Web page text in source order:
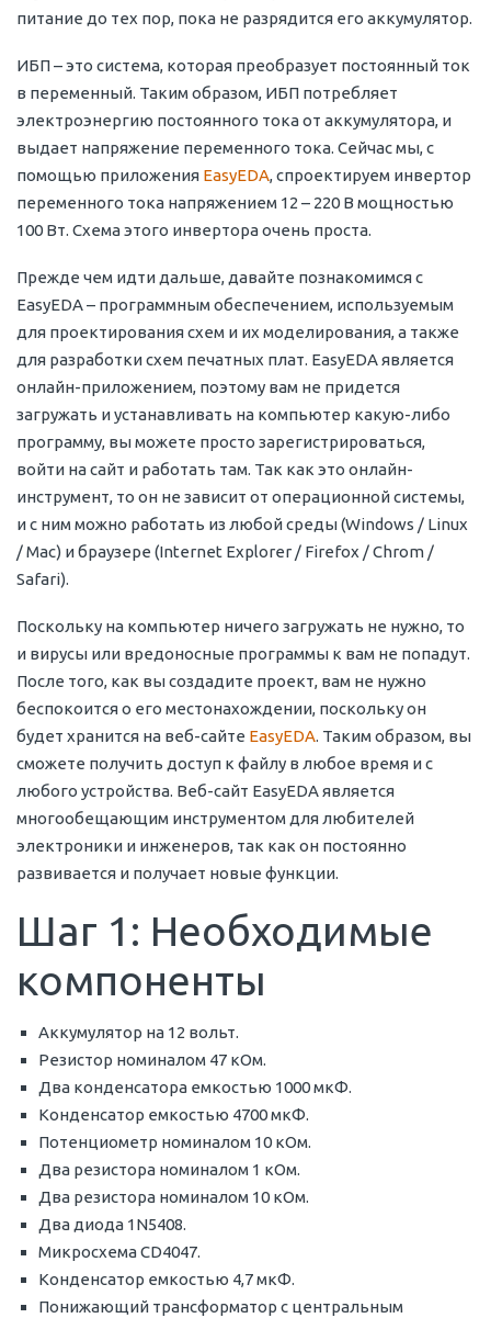
питание до тех пор, пока не разрядится его аккумулятор.
ИБП – это система, которая преобразует постоянный ток
в переменный. Таким образом, ИБП потребляет
электроэнергию постоянного тока от аккумулятора, и
выдает напряжение переменного тока. Сейчас мы, с
помощью приложения EasyEDA, спроектируем инвертор
переменного тока напряжением 12 – 220 В мощностью
100 Вт. Схема этого инвертора очень проста.
Прежде чем идти дальше, давайте познакомимся с
EasyEDA – программным обеспечением, используемым
для проектирования схем и их моделирования, а также
для разработки схем печатных плат. EasyEDA является
онлайн-приложением, поэтому вам не придется
загружать и устанавливать на компьютер какую-либо
программу, вы можете просто зарегистрироваться,
войти на сайт и работать там. Так как это онлайн-
инструмент, то он не зависит от операционной системы,
и с ним можно работать из любой среды (Windows / Linux
/ Mac) и браузере (Internet Explorer / Firefox / Chrom /
Safari).
Поскольку на компьютер ничего загружать не нужно, то
и вирусы или вредоносные программы к вам не попадут.
После того, как вы создадите проект, вам не нужно
беспокоится о его местонахождении, поскольку он
будет хранится на веб-сайте EasyEDA. Таким образом, вы
сможете получить доступ к файлу в любое время и с
любого устройства. Веб-сайт EasyEDA является
многообещающим инструментом для любителей
электроники и инженеров, так как он постоянно
развивается и получает новые функции.
Шаг 1: Необходимые
компоненты
Аккумулятор на 12 вольт.
Резистор номиналом 47 кОм.
Два конденсатора емкостью 1000 мкФ.
Конденсатор емкостью 4700 мкФ.
Потенциометр номиналом 10 кОм.
Два резистора номиналом 1 кОм.
Два резистора номиналом 10 кОм.
Два диода 1N5408.
Микросхема CD4047.
Конденсатор емкостью 4,7 мкФ.
Понижающий трансформатор с центральным